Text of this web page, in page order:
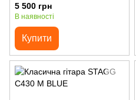
5 500 грн
В наявності
Купити